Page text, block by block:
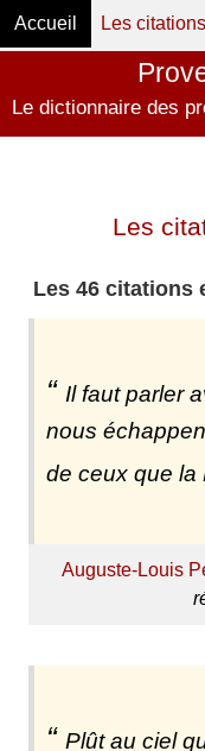
Accueil Les citations
Le dictionnaire des
Les
Les 46 citations
Il faut parler
nous
de ceux que la
Auguste-Louis
Plût au ciel